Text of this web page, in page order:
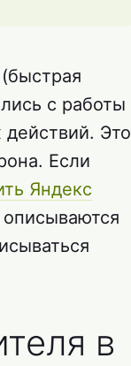
с работы
Это
Если
Яндекс
в